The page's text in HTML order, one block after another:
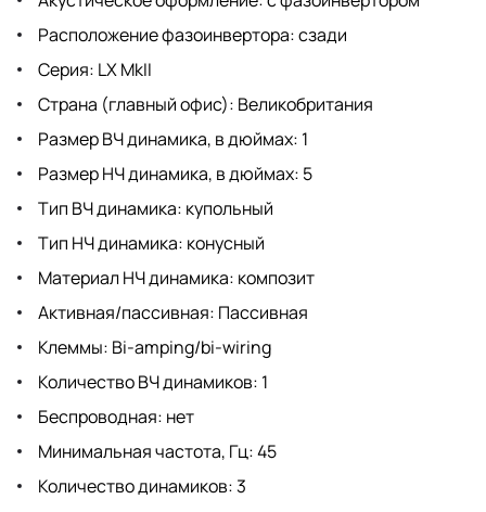
Расположение фазоинвертора: сзади
Серия: LX MkII
Страна (главный офис): Великобритания
Размер ВЧ динамика, в дюймах: 1
Размер НЧ динамика, в дюймах: 5
Тип ВЧ динамика: купольный
Тип НЧ динамика: конусный
Материал НЧ динамика: композит
Активная/пассивная: Пассивная
Клеммы: Bi-amping/bi-wiring
Количество ВЧ динамиков: 1
Беспроводная: нет
Минимальная частота, Гц: 45
Количество динамиков: 3